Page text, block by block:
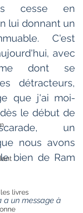
livres
cesse en
lui donnant un
C'est
avec
dont se
détracteurs,
que j'ai moi-
le début de
un
nous avons
bien de Ram
a un message à